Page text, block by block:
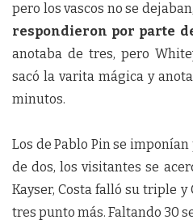
pero los vascos no se dejaban,
respondieron por parte
anotaba de tres, pero
sacó la varita mágica y
minutos.
Los de Pablo Pin se
de dos, los visitantes se
Kayser, Costa falló su triple
tres punto más. Faltando 30